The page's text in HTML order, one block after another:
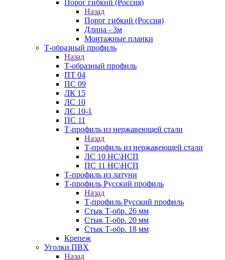
Порог гибкий (Россия)
Назад
Порог гибкий (Россия)
Длина - 3м
Монтажные планки
Т-образный профиль
Назад
Т-образный профиль
ПТ 04
ПС 09
ЛК 15
ЛС 10
ЛС 10-1
ПС 11
Т-профиль из нержавеющей стали
Назад
Т-профиль из нержавеющей стали
ЛС 10 НС\НСП
ПС 11 НС\НСП
Т-профиль из латуни
Т-профиль Русский профиль
Назад
Т-профиль Русский профиль
Стык Т-обр. 26 мм
Стык Т-обр. 20 мм
Стык Т-обр. 18 мм
Крепеж
Уголки ПВХ
Назад